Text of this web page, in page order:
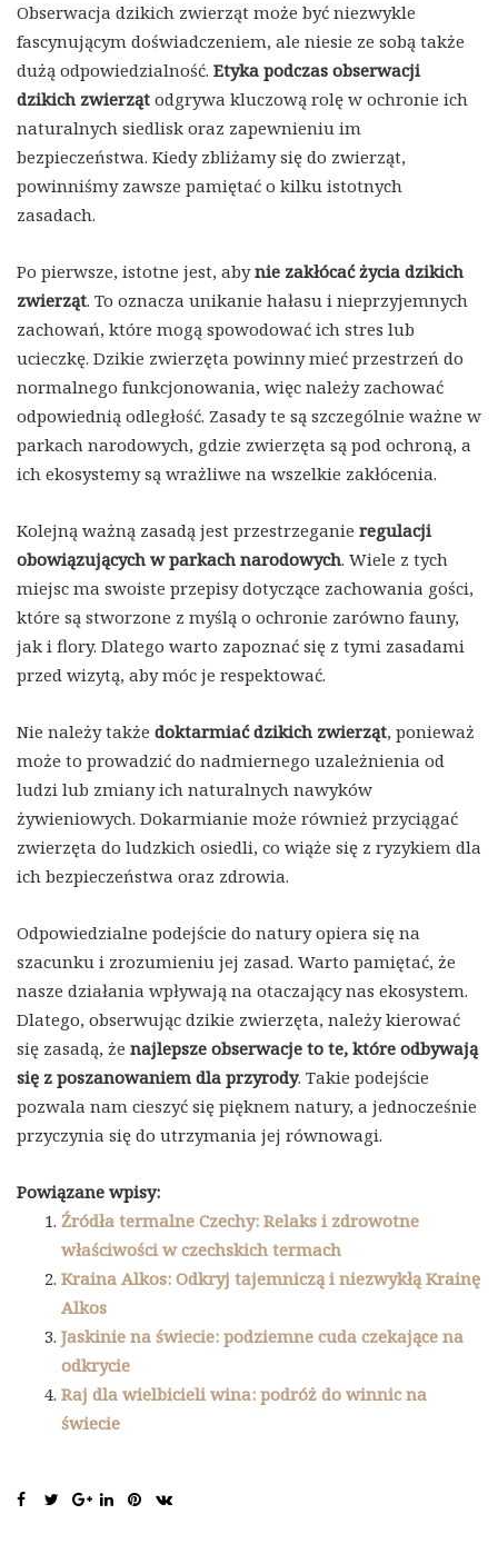
Obserwacja dzikich zwierząt może być niezwykle
fascynującym doświadczeniem, ale niesie ze sobą także
dużą odpowiedzialność. Etyka podczas obserwacji
dzikich zwierząt odgrywa kluczową rolę w ochronie ich
naturalnych siedlisk oraz zapewnieniu im
bezpieczeństwa. Kiedy zbliżamy się do zwierząt,
powinniśmy zawsze pamiętać o kilku istotnych
zasadach.
Po pierwsze, istotne jest, abynie zakłócać życia dzikich
zwierząt. To oznacza unikanie hałasu i nieprzyjemnych
zachowań, które mogą spowodować ich stres lub
ucieczkę. Dzikie zwierzęta powinny mieć przestrzeń do
normalnego funkcjonowania, więc należy zachować
odpowiednią odległość. Zasady te są szczególnie ważne w
parkach narodowych, gdzie zwierzęta są pod ochroną, a
ich ekosystemy są wrażliwe na wszelkie zakłócenia.
Kolejną ważną zasadą jest przestrzeganie regulacji
obowiązujących w parkach narodowych. Wiele z tych
miejsc ma swoiste przepisy dotyczące zachowania gości,
które są stworzone z myślą o ochronie zarówno fauny,
jak i flory. Dlatego warto zapoznać się z tymi zasadami
przed wizytą, aby móc je respektować.
Nie należy także doktarmiać dzikich zwierząt, ponieważ
może to prowadzić do nadmiernego uzależnienia od
ludzi lub zmiany ich naturalnych nawyków
żywieniowych. Dokarmianie może również przyciągać
zwierzęta do ludzkich osiedli, co wiąże się z ryzykiem dla
ich bezpieczeństwa oraz zdrowia.
Odpowiedzialne podejście do natury opiera się na
szacunku i zrozumieniu jej zasad. Warto pamiętać, że
nasze działania wpływają na otaczający nas ekosystem.
Dlatego, obserwując dzikie zwierzęta, należy kierować
się zasadą, że najlepsze obserwacje to te, które odbywają
się z poszanowaniem dla przyrody. Takie podejście
pozwala nam cieszyć się pięknem natury, a jednocześnie
przyczynia się do utrzymania jej równowagi.
Powiązane wpisy:
Źródła termalne Czechy: Relaks i zdrowotne
właściwości w czechskich termach
Kraina Alkos: Odkryj tajemniczą i niezwykłą Krainę
Alkos
Jaskinie na świecie: podziemne cuda czekające na
odkrycie
Raj dla wielbicieli wina: podróż do winnic na
świecie